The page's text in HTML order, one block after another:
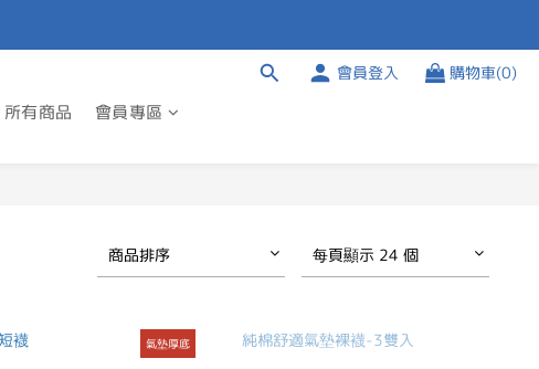
會員登入 購物車(0)
所有商品 會員專區
商品排序 每頁顯示 24 個
氣墊厚底